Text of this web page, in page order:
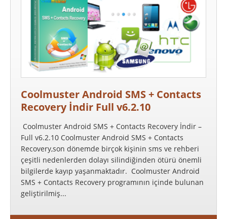
Coolmuster Android SMS + Contacts
Recovery İndir Full v6.2.10
Coolmuster Android SMS + Contacts Recovery İndir –
Full v6.2.10 Coolmuster Android SMS + Contacts
Recovery,son dönemde birçok kişinin sms ve rehberi
çeşitli nedenlerden dolayı silindiğinden ötürü önemli
bilgilerde kayıp yaşanmaktadır. Coolmuster Android
SMS + Contacts Recovery programının içinde bulunan
geliştirilmiş...